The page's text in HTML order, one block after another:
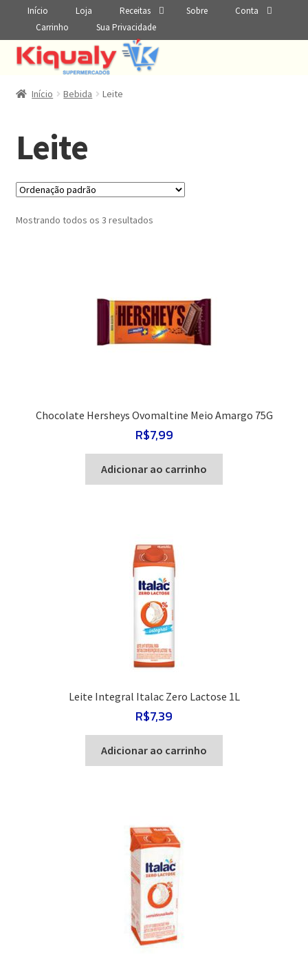
Início Loja Receitas Sobre
Conta
Carrinho
Sua Privacidade
Início Bebida Leite
Leite
Mostrando todos os 3 resultados
Chocolate Hersheys Ovomaltine Meio Amargo 75G
R$7,99
Adicionar ao carrinho
Leite Integral Italac Zero Lactose 1L
R$7,39
Adicionar ao carrinho